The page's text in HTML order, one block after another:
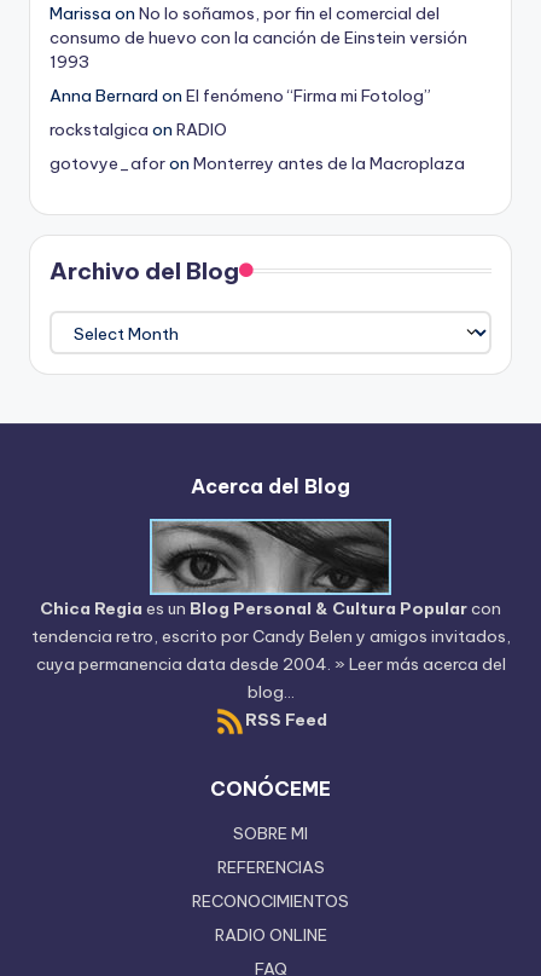
Marissa on No lo soñamos, por fin el comercial del
consumo de huevo con la canción de Einstein versión
1993
Anna Bernard on El fenómeno “Firma mi Fotolog”
rockstalgica on RADIO
gotovye_aforon Monterrey antes de la Macroplaza
Archivo del Blog
Archivo
del
Blog
Acerca del Blog
Chica Regia es un Blog Personal & Cultura Popularcon
tendencia retro, escrito porCandy Belen y amigos invitados,
cuya permanencia data desde 2004. » Leer más acerca del
blog...
RSS Feed
CONÓCEME
SOBRE MI
REFERENCIAS
RECONOCIMIENTOS
RADIO ONLINE
FAQ